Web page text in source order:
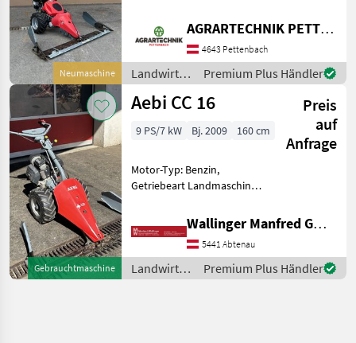
Neumaschine
Zylinderanzahl: 1 Zylinder,
Differentialsperre,
Lenkbremse, Fingerbalken,
Ölkühler,
Lenkhebellenkung Der Aeb
AGRARTECHNIK PETTENBACH GMBH
4643 Pettenbach
Landwirtsch.
Motorfahrzeuge
/ Aebi
Premium Plus Händler
Gebrauchtmaschine
Aebi CC 16
Preis
auf
Anfrage
9 PS/7 kW Bj. 2009 160 cm
Motor-Typ: Benzin,
Getriebeart Landmaschine:
Zylinderanzahl: 1 Zylinder,
Fingerbalken Fingerbalken
145cm inkl. Reservemesser
Reifen: 16x6.50-8 Motor:A
Wallinger Manfred GmbH.
5441 Abtenau
Landwirtsch.
Motorfahrzeuge
Premium Plus Händler